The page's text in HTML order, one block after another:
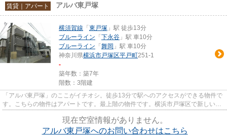
賃貸｜アパート アルバ東戸塚
横須賀線 「 東戸塚 」駅 徒歩13分
ブルーライン 「 下永谷 」駅 車10分
ブルーライン 「 舞岡 」駅 車10分
神奈川県横浜市戸塚区平戸町251-1
-
築年数：築7年
階数：3階建
「アルバ東戸塚」のここがイチオシ。徒歩13分で駅へのアクセスができる物件で
す。こちらの物件はアパートです。最上階の物件です。横浜市戸塚区で新しい住
現在空室情報がありません。
アルバ東戸塚へのお問い合わせはこちら